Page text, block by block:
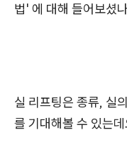
법' 에 대해 들어보셨
실 리프팅은 종류, 실
를 기대해볼 수 있는데